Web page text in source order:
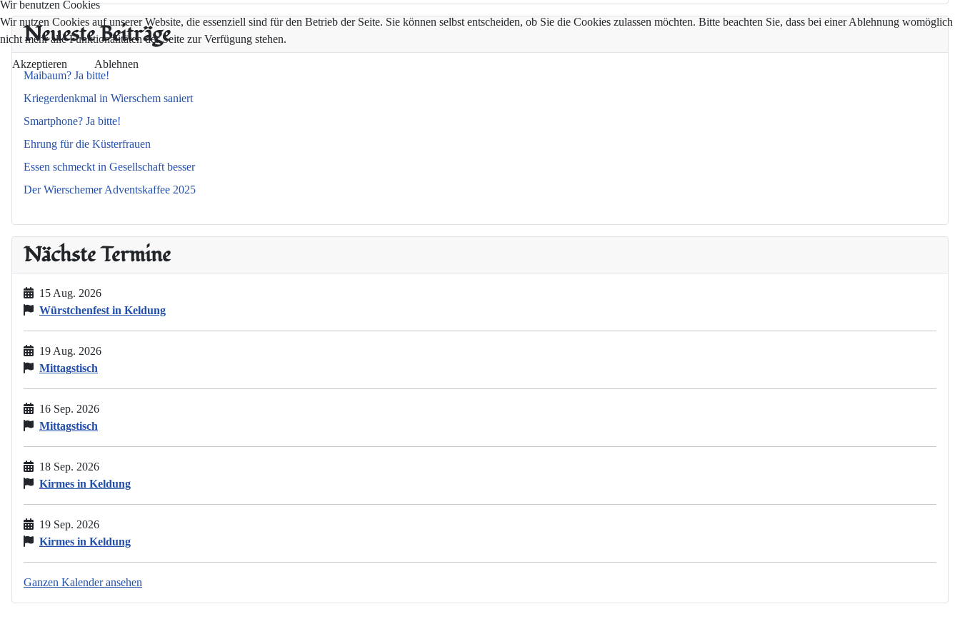
Neueste Beiträge
Maibaum? Ja bitte!
Kriegerdenkmal in Wierschem saniert
Smartphone? Ja bitte!
Ehrung für die Küsterfrauen
Essen schmeckt in Gesellschaft besser
Der Wierschemer Adventskaffee 2025
Nächste Termine
15 Aug. 2026
Würstchenfest in Keldung
19 Aug. 2026
Mittagstisch
16 Sep. 2026
Mittagstisch
18 Sep. 2026
Kirmes in Keldung
19 Sep. 2026
Kirmes in Keldung
Ganzen Kalender ansehen
Wir benutzen Cookies
Wir nutzen Cookies auf unserer Website, die essenziell sind für den Betrieb der Seite. Sie können selbst entscheiden, ob Sie die Cookies zulassen möchten. Bitte beachten Sie, dass bei einer Ablehnung womöglich
nicht mehr alle Funktionalitäten der Seite zur Verfügung stehen.
Akzeptieren Ablehnen